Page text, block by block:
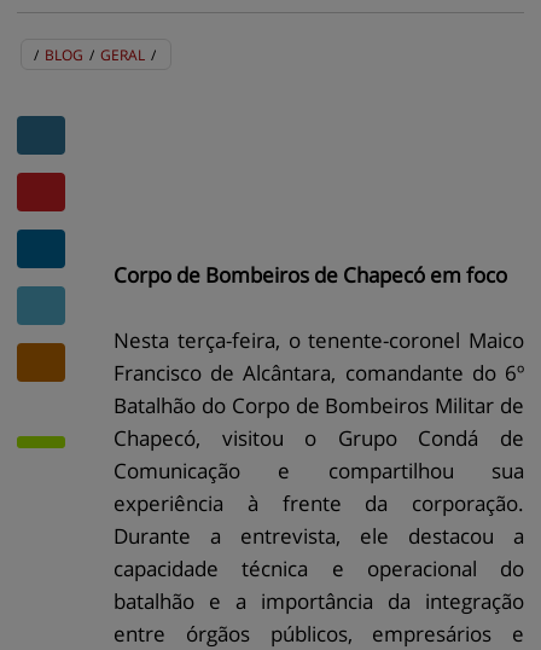
/ BLOG / GERAL /
Corpo de Bombeiros de Chapecó em foco
Nesta terça-feira, o tenente-coronel Maico
Francisco de Alcântara, comandante do 6º
Batalhão do Corpo de Bombeiros Militar de
Chapecó, visitou o Grupo Condá de
Comunicação e compartilhou sua
experiência à frente da corporação.
Durante a entrevista, ele destacou a
capacidade técnica e operacional do
batalhão e a importância da integração
entre órgãos públicos, empresários e